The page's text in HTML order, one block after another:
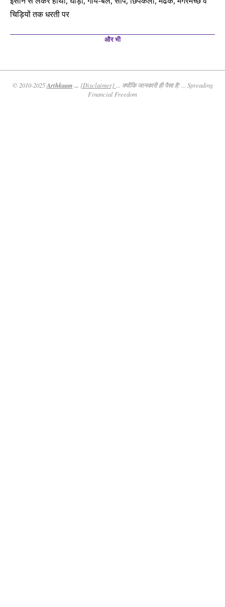
चिड़ियों तक धरती पर
और भी
© 2010-2025Arthkaam ... {Disclaimer}
... क्योंकि जानकारी ही पैसा है! ... Spreading
Financial Freedom